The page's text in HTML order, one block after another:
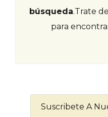
búsqueda.Trate
para
Suscribete A